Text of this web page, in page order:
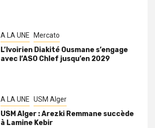
A LA UNE Mercato
L’Ivoirien Diakité Ousmane s’engage
avec l’ASO Chlef jusqu’en 2029
A LA UNE USM Alger
USM Alger : Arezki Remmane succède
à Lamine Kebir